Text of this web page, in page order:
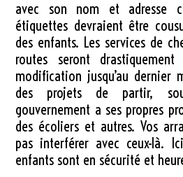
avec son nom et adresse
étiquettes devraient être
des enfants. Les services de
routes seront
modification jusqu’au dernier
des projets de partir,
gouvernement a ses propres
des écoliers et autres. Vos
pas interférer avec ceux-là.
enfants sont en sécurité et